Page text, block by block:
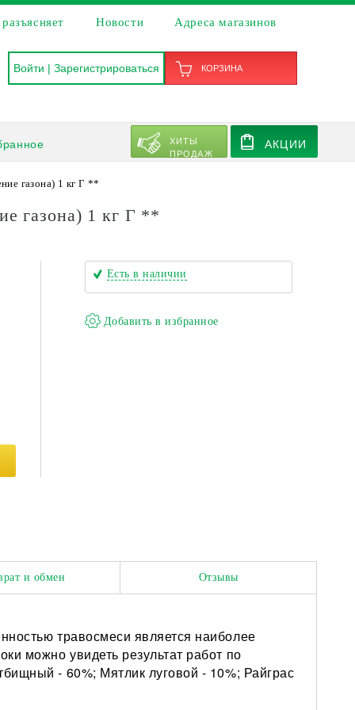
Новости Адреса магазинов
Войти | Зарегистрироваться КОРЗИНА
ХИТЫ
ПРОДАЖ
АКЦИИ
газона) 1 кг Г **
газона) 1 кг Г **
Есть в наличии
и обмен Отзывы
травосмеси является наиболее
можно увидеть результат работ по
- 60%; Мятлик луговой - 10%; Райграс